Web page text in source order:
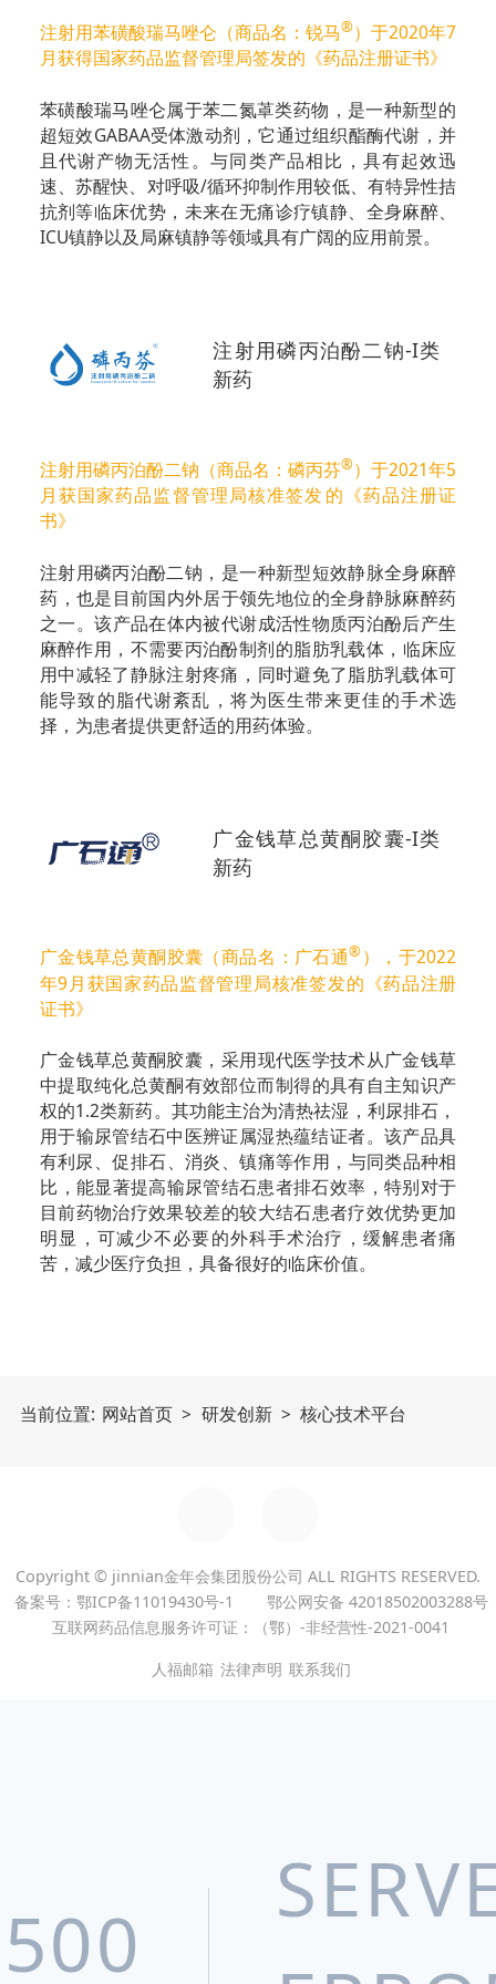
注射用苯磺酸瑞马唑仑（商品名：锐马®）于2020年7
月获得国家药品监督管理局签发的《药品注册证书》
苯磺酸瑞马唑仑属于苯二氮䓬类药物，是一种新型的
超短效GABAA受体激动剂，它通过组织酯酶代谢，并
且代谢产物无活性。与同类产品相比，具有起效迅
速、苏醒快、对呼吸/循环抑制作用较低、有特异性拮
抗剂等临床优势，未来在无痛诊疗镇静、全身麻醉、
ICU镇静以及局麻镇静等领域具有广阔的应用前景。
注射用磷丙泊酚二钠-I类
新药
注射用磷丙泊酚二钠（商品名：磷丙芬®）于2021年5
月获国家药品监督管理局核准签发的《药品注册证
书》
注射用磷丙泊酚二钠，是一种新型短效静脉全身麻醉
药，也是目前国内外居于领先地位的全身静脉麻醉药
之一。该产品在体内被代谢成活性物质丙泊酚后产生
麻醉作用，不需要丙泊酚制剂的脂肪乳载体，临床应
用中减轻了静脉注射疼痛，同时避免了脂肪乳载体可
能导致的脂代谢紊乱，将为医生带来更佳的手术选
择，为患者提供更舒适的用药体验。
广金钱草总黄酮胶囊-I类
新药
广金钱草总黄酮胶囊（商品名：广石通® ），于2022
年9月获国家药品监督管理局核准签发的《药品注册
证书》
广金钱草总黄酮胶囊，采用现代医学技术从广金钱草
中提取纯化总黄酮有效部位而制得的具有自主知识产
权的1.2类新药。其功能主治为清热祛湿，利尿排石，
用于输尿管结石中医辨证属湿热蕴结证者。该产品具
有利尿、促排石、消炎、镇痛等作用，与同类品种相
比，能显著提高输尿管结石患者排石效率，特别对于
目前药物治疗效果较差的较大结石患者疗效优势更加
明显，可减少不必要的外科手术治疗，缓解患者痛
苦，减少医疗负担，具备很好的临床价值。
当前位置: 网站首页 > 研发创新 > 核心技术平台
GROUP SUBSIDIARY
宜昌人福药业有限责任公司
湖北葛店人福药业有限责任公司
北京巴瑞医疗器械有限公司
Copyright © jinnian金年会集团股份公司 ALL RIGHTS RESERVED.
备案号：鄂ICP备11019430号-1
鄂公网安备 42018502003288号
互联网药品信息服务许可证：（鄂）-非经营性-2021-0041
人福邮箱 法律声明 联系我们
500